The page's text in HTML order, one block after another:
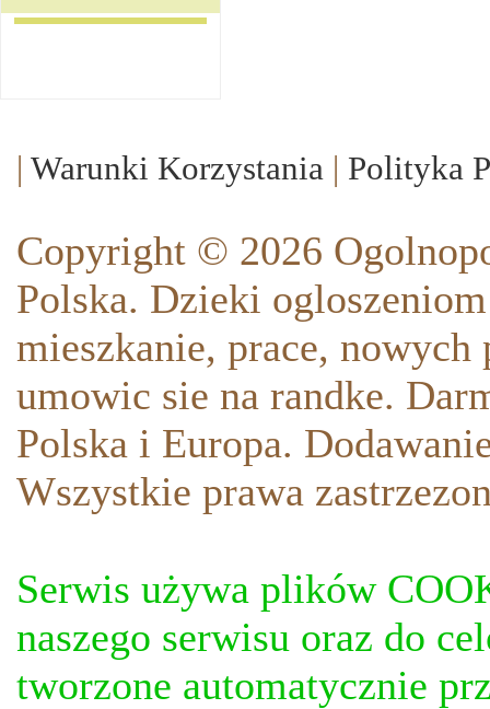
| Warunki Korzystania | Polityka
Copyright © 2026
Polska. Dzieki
mieszkanie, prace,
umowic sie na randke.
Polska i Europa.
Wszystkie prawa
Serwis używa plików
naszego serwisu oraz do
tworzone automatycznie